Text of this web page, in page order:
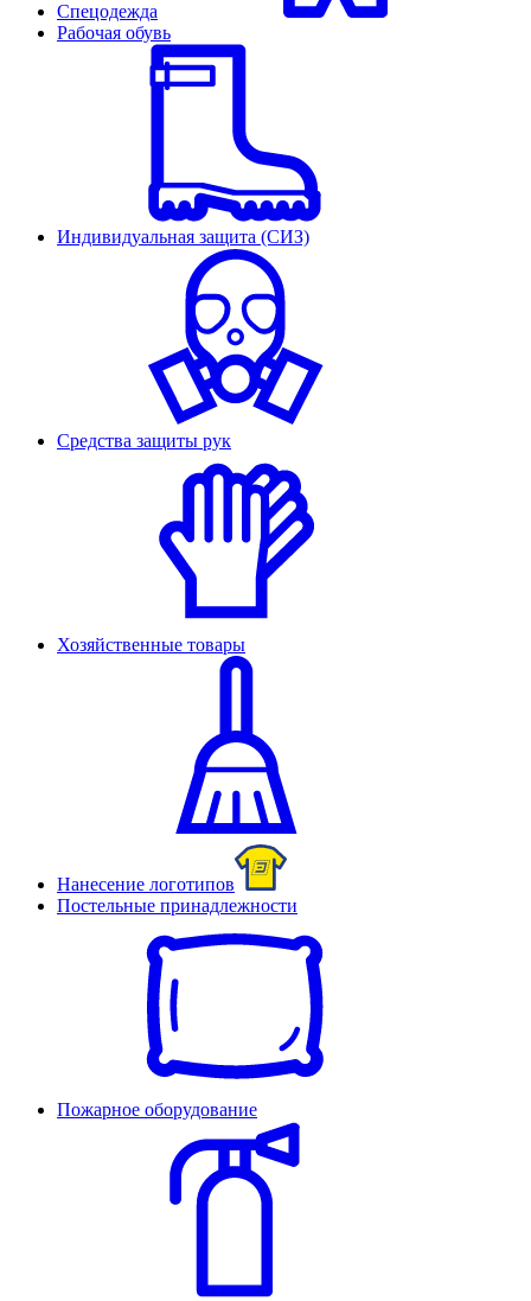
Спецодежда
Рабочая обувь
Индивидуальная защита (СИЗ)
Средства защиты рук
Хозяйственные товары
Нанесение логотипов
Постельные принадлежности
Пожарное оборудование